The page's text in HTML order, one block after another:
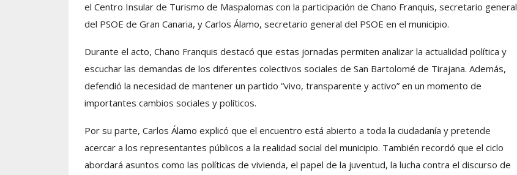
el Centro Insular de Turismo de Maspalomas con la participación de Chano Franquis, secretario general
del PSOE de Gran Canaria, y Carlos Álamo, secretario general del PSOE en el municipio.
Durante el acto, Chano Franquis destacó que estas jornadas permiten analizar la actualidad política y
escuchar las demandas de los diferentes colectivos sociales de San Bartolomé de Tirajana. Además,
defendió la necesidad de mantener un partido “vivo, transparente y activo” en un momento de
importantes cambios sociales y políticos.
Por su parte, Carlos Álamo explicó que el encuentro está abierto a toda la ciudadanía y pretende
acercar a los representantes públicos a la realidad social del municipio. También recordó que el ciclo
abordará asuntos como las políticas de vivienda, el papel de la juventud, la lucha contra el discurso de